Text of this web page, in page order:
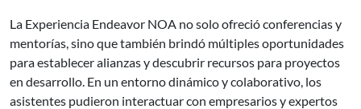
La Experiencia Endeavor NOA no solo ofreció conferencias y
mentorías, sino que también brindó múltiples oportunidades
para establecer alianzas y descubrir recursos para proyectos
en desarrollo. En un entorno dinámico y colaborativo, los
asistentes pudieron interactuar con empresarios y expertos